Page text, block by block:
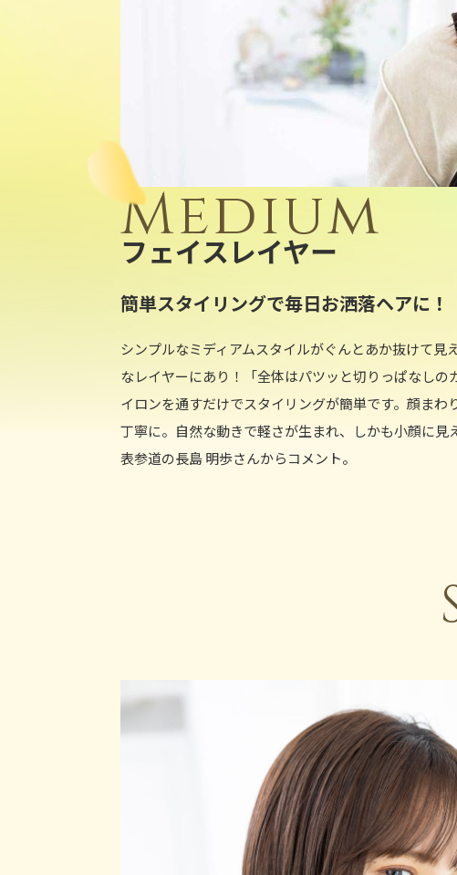
Medium
フェイスレイヤー
簡単スタイリングで毎日お洒落ヘアに！
シンプルなミディアムスタイルがぐんとあか抜けて見
なレイヤーにあり！「全体はパツッと切りっぱなしの
イロンを通すだけでスタイリングが簡単です。顔まわ
丁寧に。自然な動きで軽さが生まれ、しかも小顔に
表参道の長島 明歩さんからコメント。